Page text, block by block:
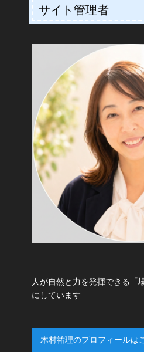
サイト管理者
人が自然と力を発揮できる「
にしています
木村祐理のプロフィールは